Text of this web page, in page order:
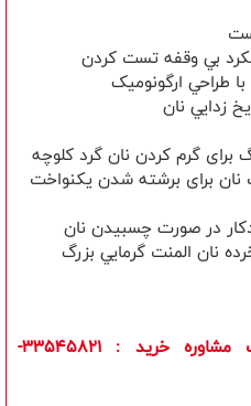
بي وقفه تست کردن
طراحي ارگونوميک
زدايي نان
گرم کردن نان گرد کلوچه
برای برشته شدن يکنواخت
در صورت چسبيدن نان
نان المنت گرمايي بزرگ
خرید
: 33545821-